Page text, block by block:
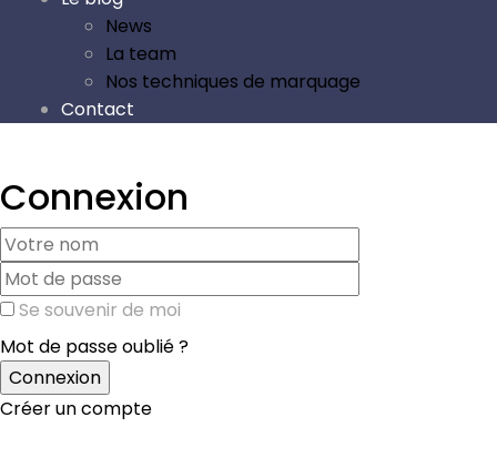
News
La team
Nos techniques de marquage
Contact
Connexion
Se souvenir de moi
Mot de passe oublié ?
Créer un compte